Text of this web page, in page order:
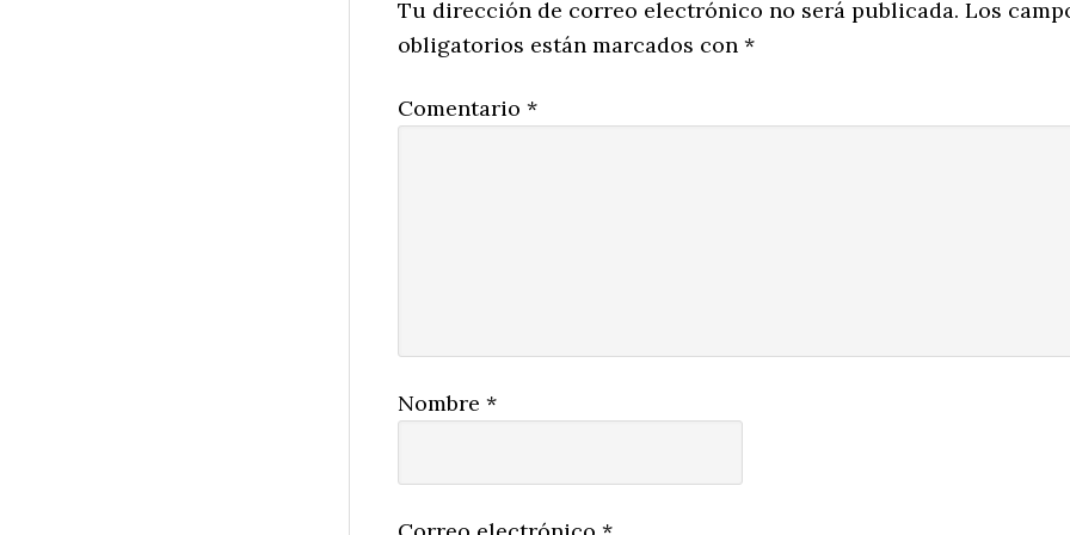
Tu dirección de correo electrónico no será publicada. Los
obligatorios están marcados con *
Comentario *
Nombre *